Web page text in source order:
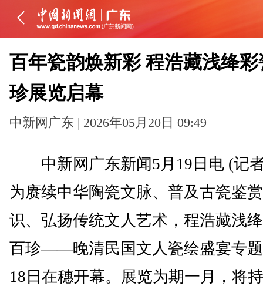
百年瓷韵焕新彩 程浩藏浅绛彩
珍展览启幕
中新网广东 | 2026年05月20日 09:49
中新网广东新闻5月19日电 (记
为赓续中华陶瓷文脉、普及古瓷鉴
识、弘扬传统文人艺术，程浩藏浅
百珍——晚清民国文人瓷绘盛宴专
18日在穗开幕。展览为期一月，将